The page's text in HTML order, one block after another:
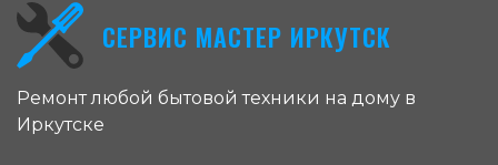
СЕРВИС МАСТЕР ИРКУТСК
Ремонт любой бытовой техники на дому в
Иркутске